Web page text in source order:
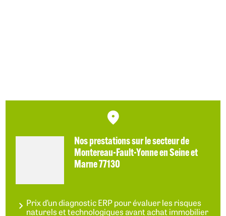
Nos prestations sur le secteur de
Montereau-Fault-Yonne en Seine et
Marne 77130
Prix d’un diagnostic ERP pour évaluer les risques
naturels et technologiques avant achat immobilier